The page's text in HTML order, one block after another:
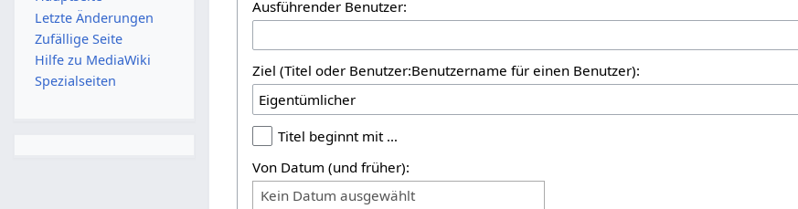
Ausführender Benutzer:
Ziel (Titel oder Benutzer:Benutzername für einen Benutzer):
Titel beginnt mit …
Von Datum (und früher):
Kein Datum ausgewählt
Letzte Änderungen
Zufällige Seite
Hilfe zu MediaWiki
Spezialseiten